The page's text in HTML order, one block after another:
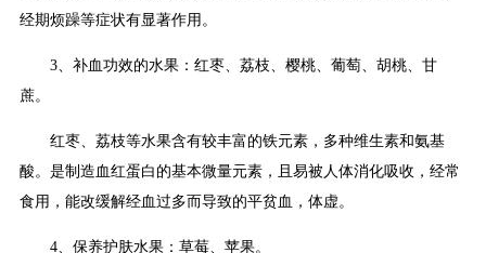
经期烦躁等症状有显著作用。
3、补血功效的水果：红枣、荔枝、樱桃、葡萄、胡桃、甘
蔗。
红枣、荔枝等水果含有较丰富的铁元素，多种维生素和氨基
酸。是制造血红蛋白的基本微量元素，且易被人体消化吸收，经常
食用，能改缓解经血过多而导致的平贫血，体虚。
4、保养护肤水果：草莓、苹果。